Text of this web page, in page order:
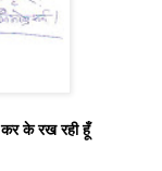
कर के रख रही हूँ